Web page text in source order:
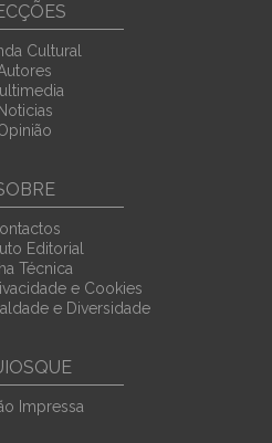
Cultural
Noticias
Editorial
Técnica
e Cookies
e Diversidade
Impressa